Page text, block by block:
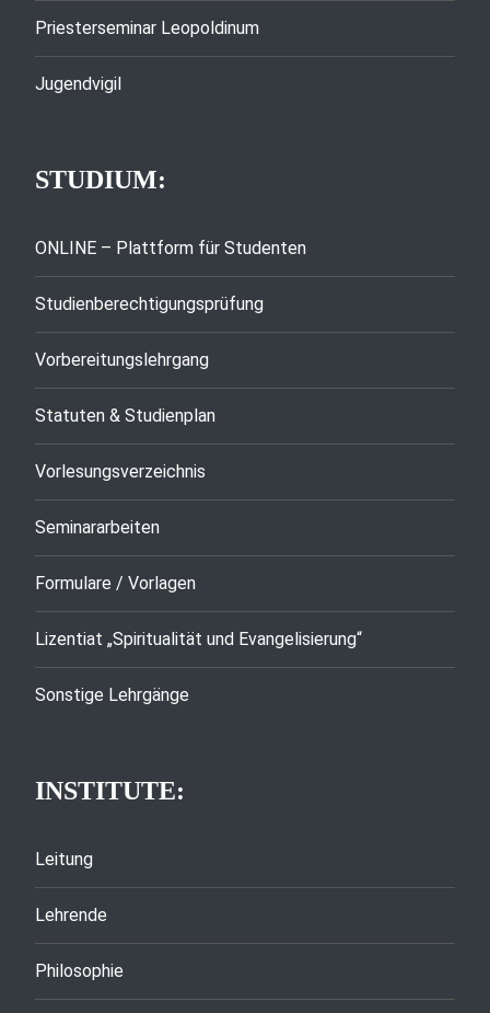
Priesterseminar Leopoldinum
Jugendvigil
STUDIUM:
ONLINE – Plattform für Studenten
Studienberechtigungsprüfung
Vorbereitungslehrgang
Statuten & Studienplan
Vorlesungsverzeichnis
Seminararbeiten
Formulare / Vorlagen
Lizentiat „Spiritualität und Evangelisierung“
Sonstige Lehrgänge
INSTITUTE:
Leitung
Lehrende
Philosophie